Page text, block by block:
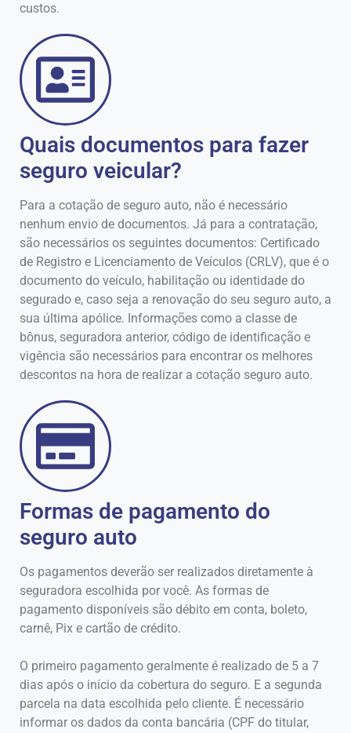
custos.
Quais documentos para fazer
seguro veicular?
Para a cotação de seguro auto, não é necessário
nenhum envio de documentos. Já para a contratação,
são necessários os seguintes documentos: Certificado
de Registro e Licenciamento de Veículos (CRLV), que é o
documento do veículo, habilitação ou identidade do
segurado e, caso seja a renovação do seu seguro auto, a
sua última apólice. Informações como a classe de
bônus, seguradora anterior, código de identificação e
vigência são necessários para encontrar os melhores
descontos na hora de realizar a cotação seguro auto.
Formas de pagamento do
seguro auto
Os pagamentos deverão ser realizados diretamente à
seguradora escolhida por você. As formas de
pagamento disponíveis são débito em conta, boleto,
carnê, Pix e cartão de crédito.
O primeiro pagamento geralmente é realizado de 5 a 7
dias após o início da cobertura do seguro. E a segunda
parcela na data escolhida pelo cliente. É necessário
informar os dados da conta bancária (CPF do titular,